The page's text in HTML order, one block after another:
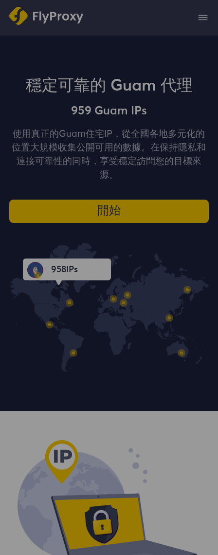
穩定可靠的 Guam 代理
959 Guam IPs
使用真正的Guam住宅IP，從全國各地多元化的
位置大規模收集公開可用的數據。在保持隱私和
連接可靠性的同時，享受穩定訪問您的目標來
源。
開始
959 IPs